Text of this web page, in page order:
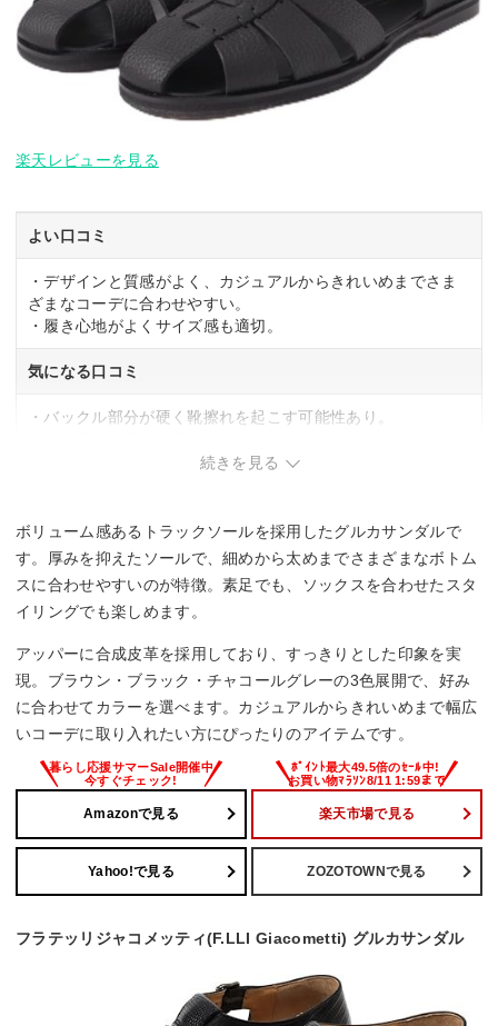
楽天レビューを見る
よい口コミ
・デザインと質感がよく、カジュアルからきれいめまでさま
ざまなコーデに合わせやすい。
・履き心地がよくサイズ感も適切。
気になる口コミ
・バックル部分が硬く靴擦れを起こす可能性あり。
続きを見る
ボリューム感あるトラックソールを採用したグルカサンダルで
す。厚みを抑えたソールで、細めから太めまでさまざまなボトム
スに合わせやすいのが特徴。素足でも、ソックスを合わせたスタ
イリングでも楽しめます。
アッパーに合成皮革を採用しており、すっきりとした印象を実
現。ブラウン・ブラック・チャコールグレーの3色展開で、好み
に合わせてカラーを選べます。カジュアルからきれいめまで幅広
いコーデに取り入れたい方にぴったりのアイテムです。
Amazonで見る 楽天市場で見る
Yahoo!で見る ZOZOTOWNで見る
フラテッリジャコメッティ(F.LLI Giacometti) グルカサンダル